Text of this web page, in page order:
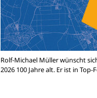
Rolf-Michael Müller wünscht
2026 100 Jahre alt. Er ist in